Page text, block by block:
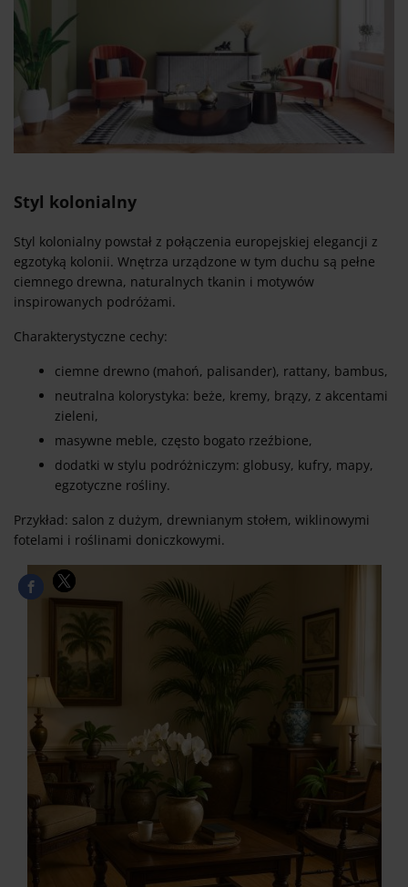
Styl kolonialny
Styl kolonialny powstał z połączenia europejskiej elegancji z
egzotyką kolonii. Wnętrza urządzone w tym duchu są pełne
ciemnego drewna, naturalnych tkanin i motywów
inspirowanych podróżami.
Charakterystyczne cechy:
ciemne drewno (mahoń, palisander), rattany, bambus,
neutralna kolorystyka: beże, kremy, brązy, z akcentami
zieleni,
masywne meble, często bogato rzeźbione,
dodatki w stylu podróżniczym: globusy, kufry, mapy,
egzotyczne rośliny.
Przykład: salon z dużym, drewnianym stołem, wiklinowymi
fotelami i roślinami doniczkowymi.